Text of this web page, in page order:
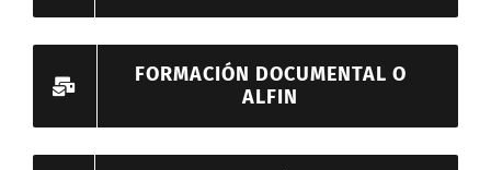
FORMACIÓN DOCUMENTAL O
ALFIN